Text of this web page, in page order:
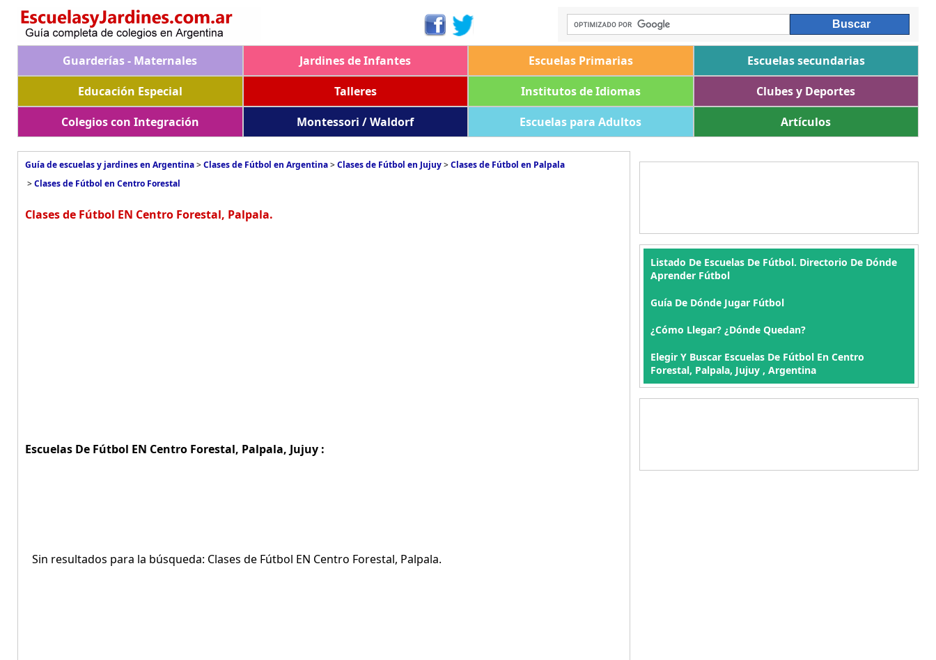
Guarderías - Maternales Jardines de Infantes Escuelas Primarias
Escuelas secundarias
Educación Especial
Talleres Institutos de Idiomas
Clubes y Deportes
Colegios con Integración
Montessori / Waldorf Escuelas para Adultos Artículos
Guía de escuelas y jardines en Argentina>Clases de Fútbol en Argentina>Clases de Fútbol en Jujuy>Clases de Fútbol en Palpala
>Clases de Fútbol en Centro Forestal
Clases de Fútbol EN Centro Forestal, Palpala.
Escuelas De Fútbol EN Centro Forestal, Palpala, Jujuy :
Sin resultados para la búsqueda: Clases de Fútbol EN Centro Forestal, Palpala.
Listado De Escuelas De Fútbol. Directorio De Dónde
Aprender Fútbol
Guía De Dónde Jugar Fútbol
¿Cómo Llegar? ¿Dónde Quedan?
Elegir Y Buscar Escuelas De Fútbol En Centro
Forestal, Palpala, Jujuy , Argentina